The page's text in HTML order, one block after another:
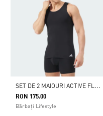
S
ET DE 2 MAIOURI ACTIVE FLEX DIN BUMBAC
RON 175.00
Bărbați Lifestyle